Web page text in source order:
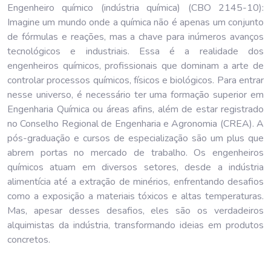
Engenheiro químico (indústria química) (CBO 2145-10):
Imagine um mundo onde a química não é apenas um conjunto
de fórmulas e reações, mas a chave para inúmeros avanços
tecnológicos e industriais. Essa é a realidade dos
engenheiros químicos, profissionais que dominam a arte de
controlar processos químicos, físicos e biológicos. Para entrar
nesse universo, é necessário ter uma formação superior em
Engenharia Química ou áreas afins, além de estar registrado
no Conselho Regional de Engenharia e Agronomia (CREA). A
pós-graduação e cursos de especialização são um plus que
abrem portas no mercado de trabalho. Os engenheiros
químicos atuam em diversos setores, desde a indústria
alimentícia até a extração de minérios, enfrentando desafios
como a exposição a materiais tóxicos e altas temperaturas.
Mas, apesar desses desafios, eles são os verdadeiros
alquimistas da indústria, transformando ideias em produtos
concretos.